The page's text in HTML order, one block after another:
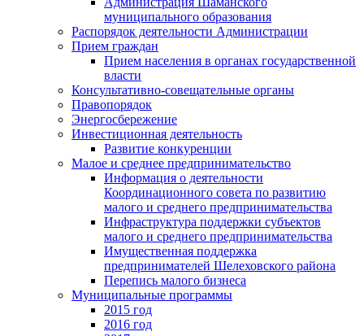
муниципального образования
Распорядок деятельности Администрации
Прием граждан
Прием населения в органах государственной
власти
Консультативно-совещательные органы
Правопорядок
Энергосбережение
Инвестиционная деятельность
Развитие конкуренции
Малое и среднее предпринимательство
Информация о деятельности
Координационного совета по развитию
малого и среднего предпринимательства
Инфраструктура поддержки субъектов
малого и среднего предпринимательства
Имущественная поддержка
предпринимателей Шелеховского района
Перепись малого бизнеса
Муниципальные программы
2015 год
2016 год